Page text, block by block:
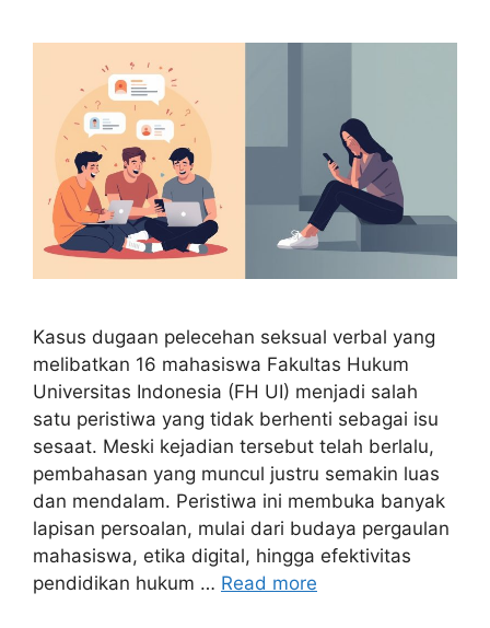
Kasus dugaan pelecehan seksual verbal yang
melibatkan 16 mahasiswa Fakultas Hukum
Universitas Indonesia (FH UI) menjadi salah
satu peristiwa yang tidak berhenti sebagai isu
sesaat. Meski kejadian tersebut telah berlalu,
pembahasan yang muncul justru semakin luas
dan mendalam. Peristiwa ini membuka banyak
lapisan persoalan, mulai dari budaya pergaulan
mahasiswa, etika digital, hingga efektivitas
pendidikan hukum … Read more